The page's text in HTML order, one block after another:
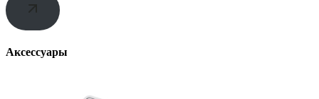
Аксессуары